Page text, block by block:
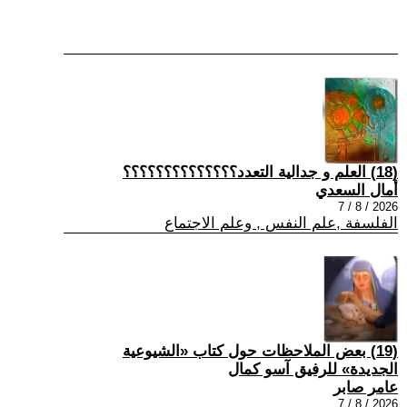
(18) العلم و جدالية التعدد؟؟؟؟؟؟؟؟؟؟؟؟؟؟
أمال السعدي
2026 / 8 / 7
الفلسفة ,علم النفس , وعلم الاجتماع
(19) بعض الملاحظات حول كتاب «الشيوعية
الجديدة» للرفيق آسو كمال
عامر صابر
2026 / 8 / 7